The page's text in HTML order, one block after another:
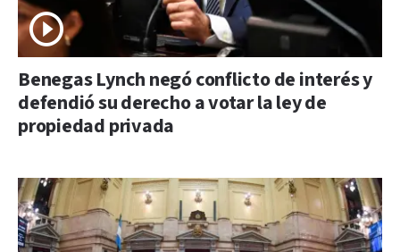
Benegas Lynch negó conflicto de interés y
defendió su derecho a votar la ley de
propiedad privada